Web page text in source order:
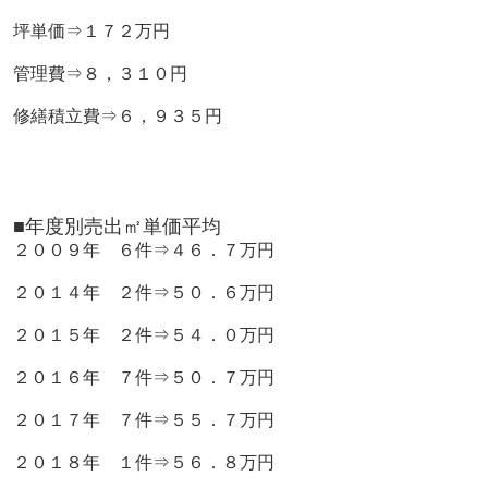
坪単価⇒１７２万円
管理費⇒８，３１０円
修繕積立費⇒６，９３５円
■年度別売出㎡単価平均
２００９年 ６件⇒４６．７万円
２０１４年 ２件⇒５０．６万円
２０１５年 ２件⇒５４．０万円
２０１６年 ７件⇒５０．７万円
２０１７年 ７件⇒５５．７万円
２０１８年 １件⇒５６．８万円